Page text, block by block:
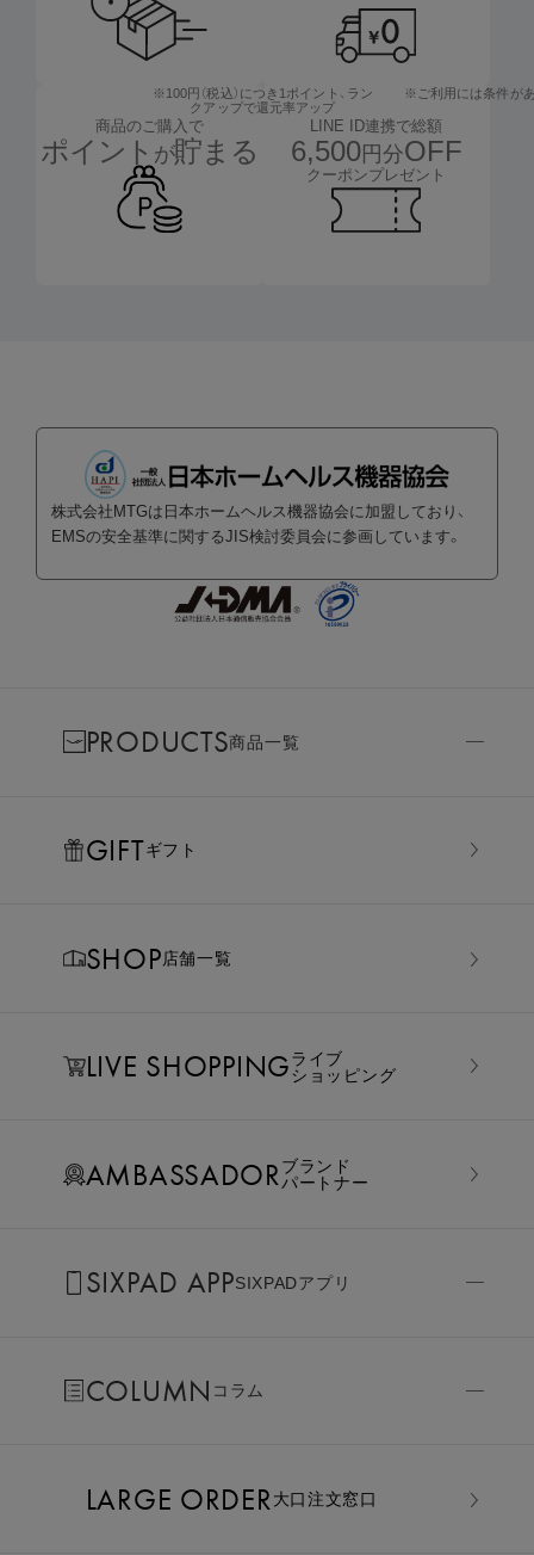
商品のご購入で
ポイント が貯まる
※100円（税込）につき1ポイント、 ラン
クアップで還元率アップ
LINE ID連携で総額
6,500円分OFF
クーポンプレゼント
※ご利用には条件が
株式会社MTGは日本ホームヘルス機器協会に加盟しており、
EMSの安全基準に関するJIS検討委員会に参画しています。
PRODUCTS商品一覧
GIFTギフト
SHOP店舗一覧
LIVE SHOPPINGライブ
ショッピング
AMBASSADORブランド
パートナー
SIXPAD APPSIXPADアプリ
COLUMN コラム
LARGE ORDER⼤⼝注⽂窓⼝